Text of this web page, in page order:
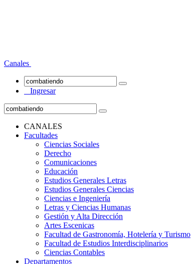
Canales
Ingresar
CANALES
Facultades
Ciencias Sociales
Derecho
Comunicaciones
Educación
Estudios Generales Letras
Estudios Generales Ciencias
Ciencias e Ingeniería
Letras y Ciencias Humanas
Gestión y Alta Dirección
Artes Escenicas
Facultad de Gastronomía, Hotelería y Turismo
Facultad de Estudios Interdisciplinarios
Ciencias Contables
Departamentos